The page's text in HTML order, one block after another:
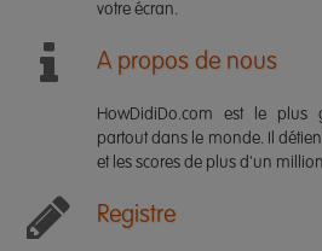
votre écran.
A propos de nous
HowDidiDo.com est le plus
partout dans le monde. Il
et les scores de plus d'un
Registre